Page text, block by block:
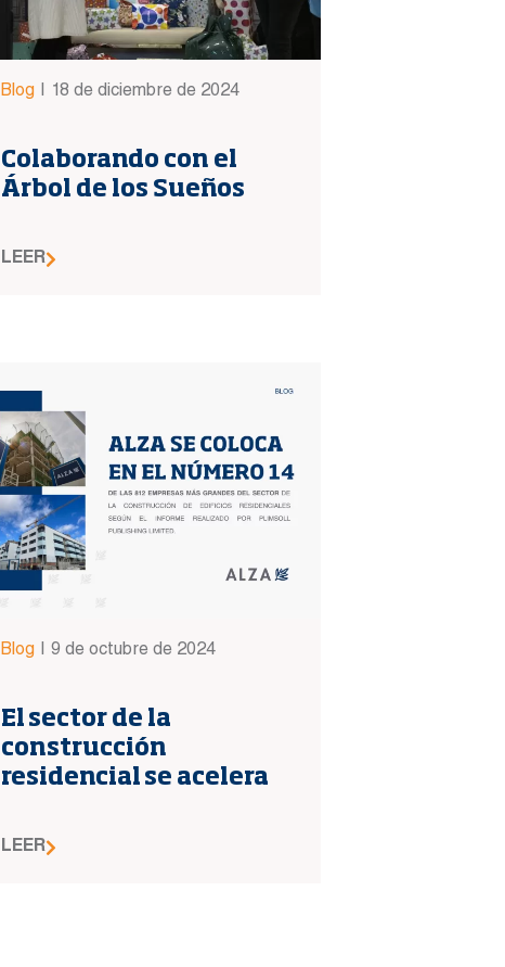
Blog | 18 de diciembre de 2024
Colaborando con el
Árbol de los Sueños
LEER
Blog | 9 de octubre de 2024
El sector de la
construcción
residencial se acelera
LEER